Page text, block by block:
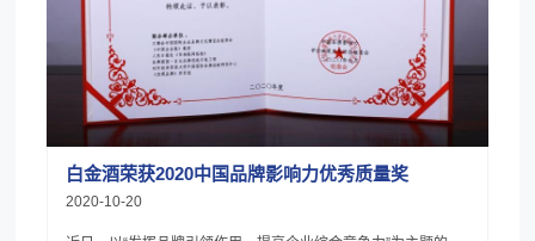
白金酒荣获2020中国品牌影响力优秀质量奖
2020-10-20